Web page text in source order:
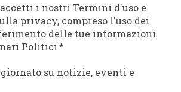
i nostri Termini d'uso e
privacy, compreso l'uso dei
delle tue informazioni
Politici*
su notizie, eventi e